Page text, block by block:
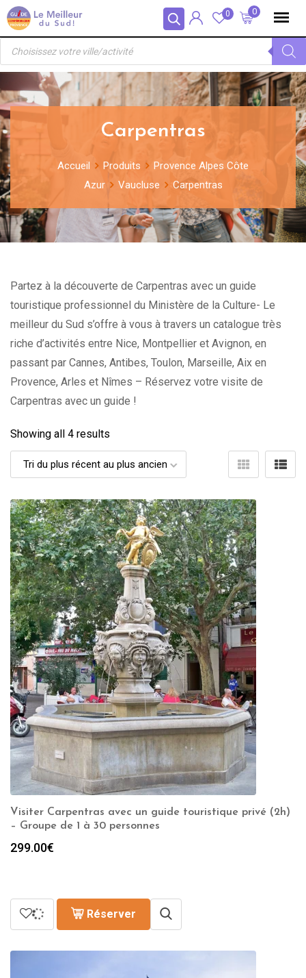
Panneau de gestion des cookies
Skip
to
content
0
0
Recherche
produits
Carpentras
Accueil Produits
Provence Alpes Côte
Azur
Vaucluse Carpentras
Partez à la découverte de Carpentras avec un guide
touristique professionnel du Ministère de la Culture- Le
meilleur du Sud s’offre à vous à travers un catalogue très
riche d’activités entre Nice, Montpellier et Avignon, en
passant par Cannes, Antibes, Toulon, Marseille, Aix en
Provence, Arles et Nîmes – Réservez votre visite de
Carpentras avec un guide !
Showing all 4 results
Visiter Carpentras avec un guide touristique privé (2h)
– Groupe de 1 à 30 personnes
299.00€
Réserver